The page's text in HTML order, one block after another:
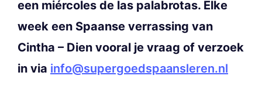
een miércoles de las palabrotas. Elke
week een Spaanse verrassing van
Cintha – Dien vooral je vraag of verzoek
in via info@supergoedspaansleren.nl